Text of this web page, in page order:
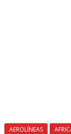
AEROLÍNEAS